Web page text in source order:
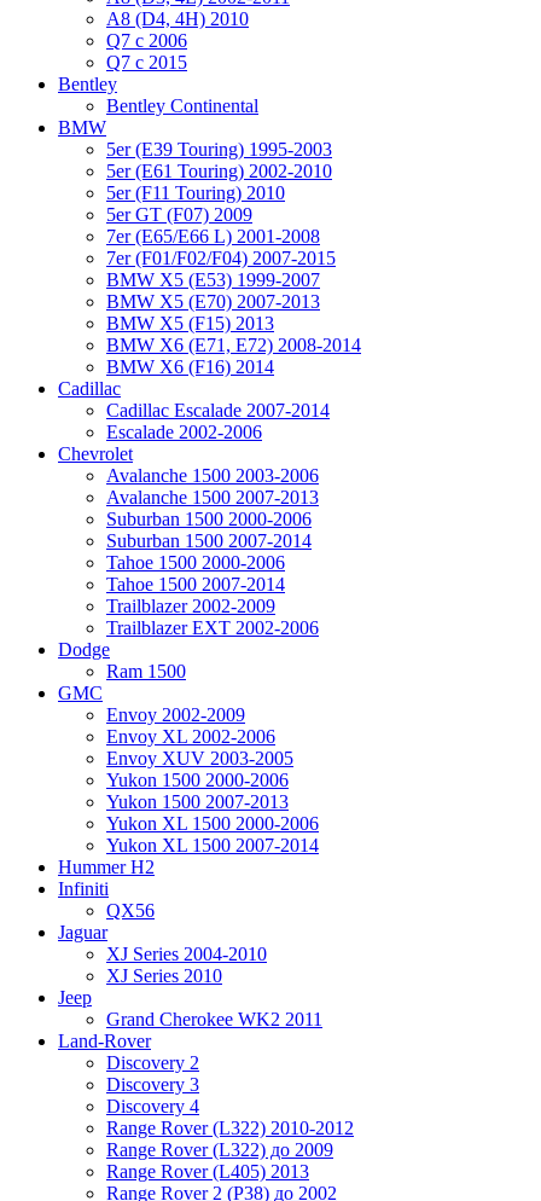
A8 (D4, 4H) 2010
Q7 с 2006
Q7 с 2015
Bentley
Bentley Continental
BMW
5er (E39 Touring) 1995-2003
5er (E61 Touring) 2002-2010
5er (F11 Touring) 2010
5er GT (F07) 2009
7er (E65/E66 L) 2001-2008
7er (F01/F02/F04) 2007-2015
BMW X5 (E53) 1999-2007
BMW X5 (E70) 2007-2013
BMW X5 (F15) 2013
BMW X6 (E71, E72) 2008-2014
BMW X6 (F16) 2014
Cadillac
Cadillac Escalade 2007-2014
Escalade 2002-2006
Chevrolet
Avalanche 1500 2003-2006
Avalanche 1500 2007-2013
Suburban 1500 2000-2006
Suburban 1500 2007-2014
Tahoe 1500 2000-2006
Tahoe 1500 2007-2014
Trailblazer 2002-2009
Trailblazer EXT 2002-2006
Dodge
Ram 1500
GMC
Envoy 2002-2009
Envoy XL 2002-2006
Envoy XUV 2003-2005
Yukon 1500 2000-2006
Yukon 1500 2007-2013
Yukon XL 1500 2000-2006
Yukon XL 1500 2007-2014
Hummer H2
Infiniti
QX56
Jaguar
XJ Series 2004-2010
XJ Series 2010
Jeep
Grand Cherokee WK2 2011
Land-Rover
Discovery 2
Discovery 3
Discovery 4
Range Rover (L322) 2010-2012
Range Rover (L322) до 2009
Range Rover (L405) 2013
Range Rover 2 (P38) до 2002